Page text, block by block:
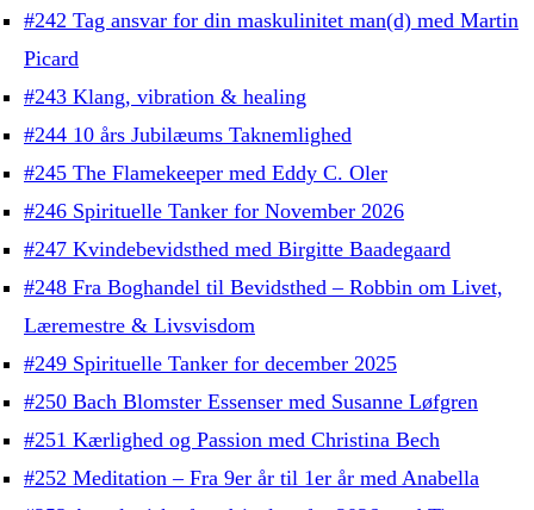
#242 Tag ansvar for din maskulinitet man(d) med Martin
Picard
#243 Klang, vibration & healing
#244 10 års Jubilæums Taknemlighed
#245 The Flamekeeper med Eddy C. Oler
#246 Spirituelle Tanker for November 2026
#247 Kvindebevidsthed med Birgitte Baadegaard
#248 Fra Boghandel til Bevidsthed – Robbin om Livet,
Læremestre & Livsvisdom
#249 Spirituelle Tanker for december 2025
#250 Bach Blomster Essenser med Susanne Løfgren
#251 Kærlighed og Passion med Christina Bech
#252 Meditation – Fra 9er år til 1er år med Anabella